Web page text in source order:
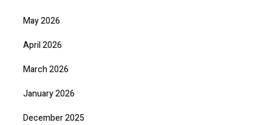
May 2026
April 2026
March 2026
January 2026
December 2025